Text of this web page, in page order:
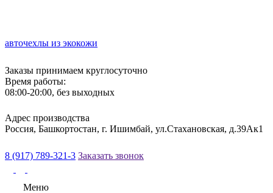
авточехлы из экокожи
Заказы принимаем круглосуточно
Время работы:
08:00-20:00, без выходных
Адрес производства
Россия, Башкортостан, г. Ишимбай, ул.Стахановская, д.39Ак1
8 (917) 789-321-3 Заказать звонок
Меню